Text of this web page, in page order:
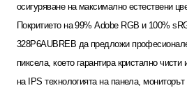
осигуряване на максимално естествени
Покритието на99% Adobe RGB и 100%
328P6AUBREB да предложи
пиксела, което гарантира кристално
на IPSтехнологията на панела,